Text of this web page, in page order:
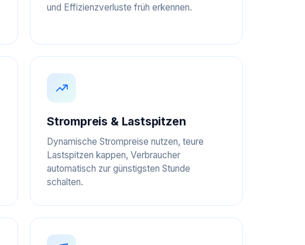
und Effizienzverluste früh erkennen.
Strompreis & Lastspitzen
Dynamische Strompreise nutzen, teure
Lastspitzen kappen, Verbraucher
automatisch zur günstigsten Stunde
schalten.